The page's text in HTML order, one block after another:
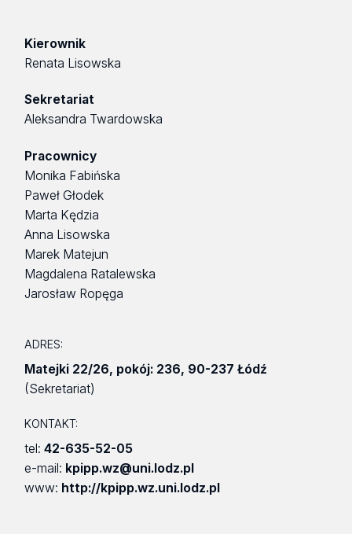
Kierownik
Renata Lisowska
Sekretariat
Aleksandra Twardowska
Pracownicy
Monika Fabińska
Paweł Głodek
Marta Kędzia
Anna Lisowska
Marek Matejun
Magdalena Ratalewska
Jarosław Ropęga
ADRES:
Matejki 22/26, pokój: 236, 90-237 Łódź
(Sekretariat)
KONTAKT:
tel:42-635-52-05
e-mail: kpipp.wz@uni.lodz.pl
www: http://kpipp.wz.uni.lodz.pl